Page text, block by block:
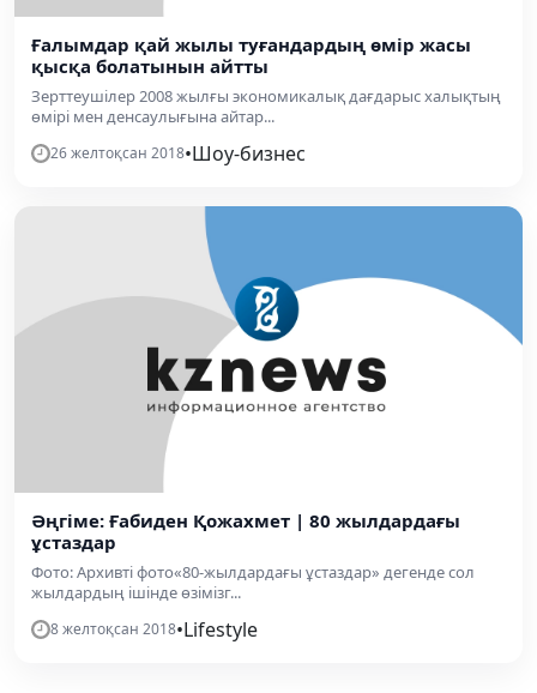
Ғалымдар қай жылы туғандардың өмір жасы
қысқа болатынын айтты
Зерттеушілер 2008 жылғы экономикалық дағдарыс халықтың
өмірі мен денсаулығына айтар...
26 желтоқсан 2018•Шоу-бизнес
Әңгіме: Ғабиден Қожахмет | 80 жылдардағы
ұстаздар
Фото: Архивті фото«80-жылдардағы ұстаздар» дегенде сол
жылдардың ішінде өзімізг...
8 желтоқсан 2018•Lifestyle